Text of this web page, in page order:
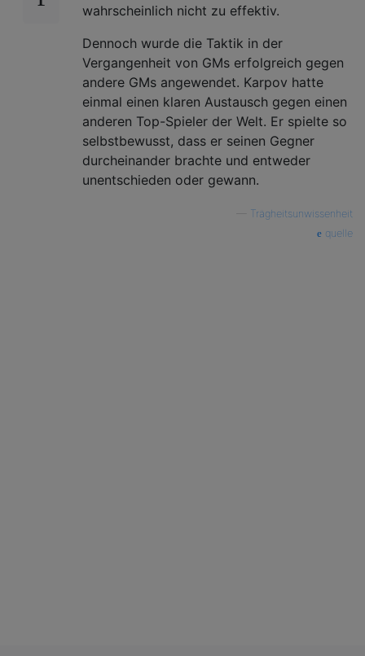
wahrscheinlich nicht zu effektiv.
Dennoch wurde die Taktik in der
Vergangenheit von GMs erfolgreich gegen
andere GMs angewendet. Karpov hatte
einmal einen klaren Austausch gegen einen
anderen Top-Spieler der Welt. Er spielte so
selbstbewusst, dass er seinen Gegner
durcheinander brachte und entweder
unentschieden oder gewann.
Trägheitsunwissenheit
quelle